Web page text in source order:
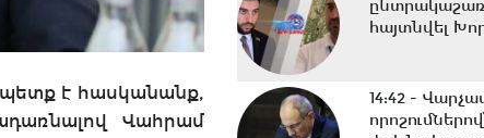
պետք է հասկանանք,
Վահրամ
հայտնվել
14:42 -